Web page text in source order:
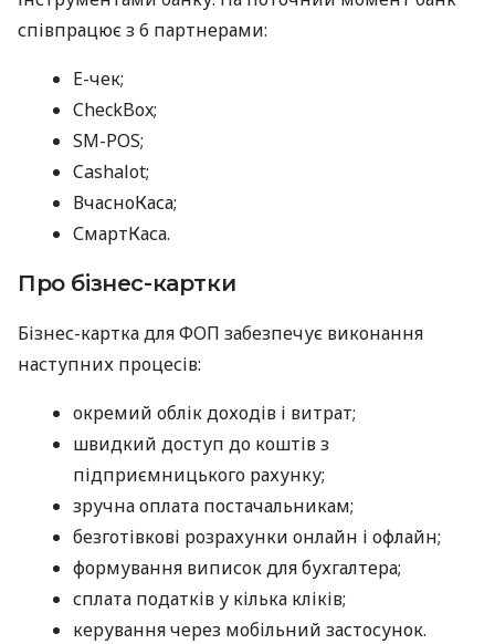
співпрацює з 6 партнерами:
E-чек;
CheckBox;
SM-POS;
Cashalot;
ВчасноКаса;
СмартКаса.
Про бізнес-картки
Бізнес-картка для ФОП забезпечує виконання
наступних процесів:
окремий облік доходів і витрат;
швидкий доступ до коштів з
підприємницького рахунку;
зручна оплата постачальникам;
безготівкові розрахунки онлайн і офлайн;
формування виписок для бухгалтера;
сплата податків у кілька кліків;
керування через мобільний застосунок.